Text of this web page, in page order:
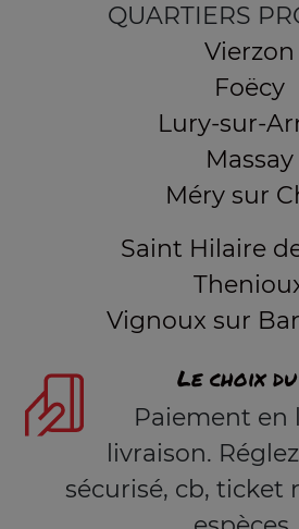
QUARTIERS
Vierzon
Foëcy
Lury-sur-
Massay
Méry sur
Saint Hilaire
Vignoux sur
Le choix
Paiement en
livraison.
sécurisé, cb, ticket